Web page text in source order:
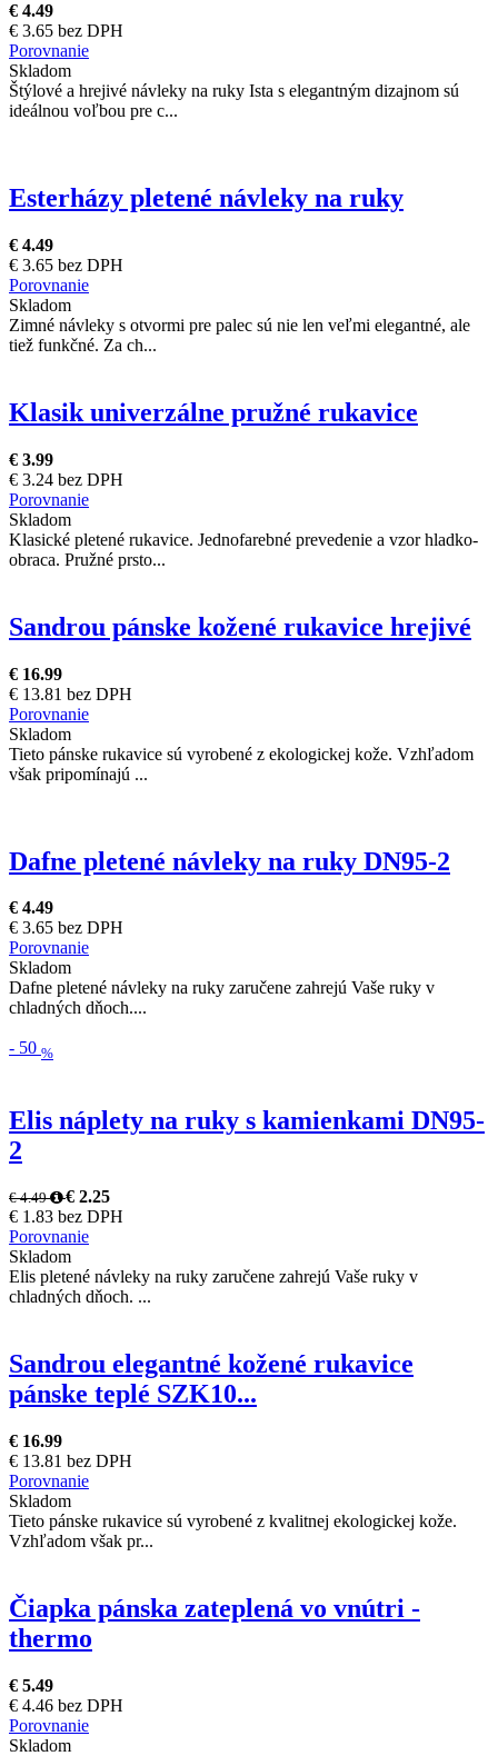
€ 4.49
€ 3.65 bez DPH
Porovnanie
Skladom
Štýlové a hrejivé návleky na ruky Ista s elegantným dizajnom sú
ideálnou voľbou pre c...
Esterházy pletené návleky na ruky
€ 4.49
€ 3.65 bez DPH
Porovnanie
Skladom
Zimné návleky s otvormi pre palec sú nie len veľmi elegantné, ale
tiež funkčné. Za ch...
Klasik univerzálne pružné rukavice
€ 3.99
€ 3.24 bez DPH
Porovnanie
Skladom
Klasické pletené rukavice. Jednofarebné prevedenie a vzor hladko-
obraca. Pružné prsto...
Sandrou pánske kožené rukavice hrejivé
€ 16.99
€ 13.81 bez DPH
Porovnanie
Skladom
Tieto pánske rukavice sú vyrobené z ekologickej kože. Vzhľadom
však pripomínajú ...
Dafne pletené návleky na ruky DN95-2
€ 4.49
€ 3.65 bez DPH
Porovnanie
Skladom
Dafne pletené návleky na ruky zaručene zahrejú Vaše ruky v
chladných dňoch....
- 50 %
Elis náplety na ruky s kamienkami DN95-
2
€ 4.49
€ 2.25
€ 1.83 bez DPH
Porovnanie
Skladom
Elis pletené návleky na ruky zaručene zahrejú Vaše ruky v
chladných dňoch. ...
Sandrou elegantné kožené rukavice
pánske teplé SZK10...
€ 16.99
€ 13.81 bez DPH
Porovnanie
Skladom
Tieto pánske rukavice sú vyrobené z kvalitnej ekologickej kože.
Vzhľadom však pr...
Čiapka pánska zateplená vo vnútri -
thermo
€ 5.49
€ 4.46 bez DPH
Porovnanie
Skladom